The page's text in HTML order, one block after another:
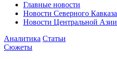
Главные новости
Новости Северного Кавказа
Новости Центральной Азии
Аналитика Статьи
Сюжеты